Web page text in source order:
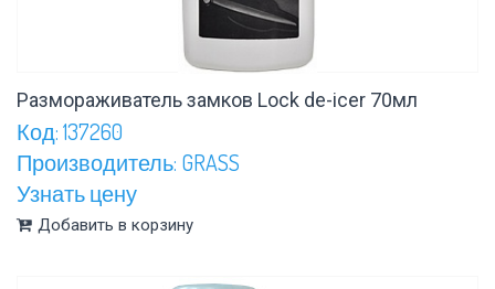
Размораживатель замков Lock de-icer 70мл
Код: 137260
Производитель: GRASS
Узнать цену
Добавить в корзину